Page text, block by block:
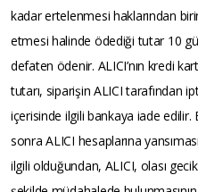
kadar ertelenmesi haklarından
etmesi halinde ödediği tutar 10
defaten ödenir. ALICI’nın kredi
tutarı, siparişin ALICI tarafından
içerisinde ilgili bankaya iade
sonra ALICI hesaplarına
ilgili olduğundan, ALICI, olası